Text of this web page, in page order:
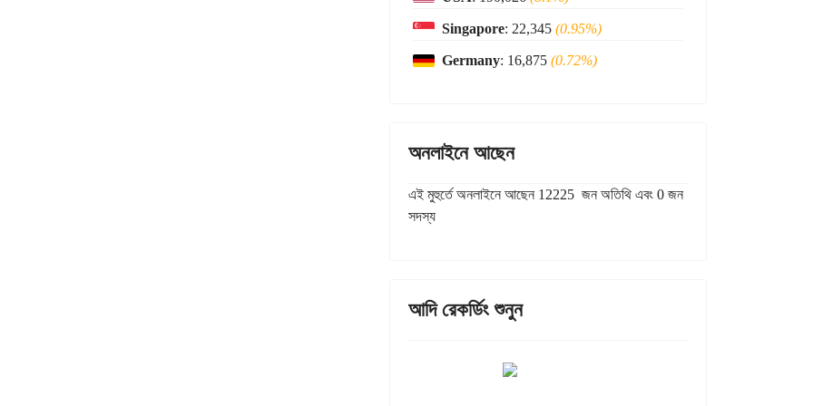
Singapore: 22,345 (0.95%)
Germany: 16,875 (0.72%)
অনলাইনে আছেন
এই মুহুর্তে অনলাইনে আছেন 12225 জন অতিথি এবং 0 জন
সদস্য
আদি রেকর্ডিং শুনুন